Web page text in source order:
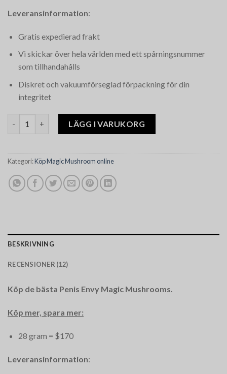
Leveransinformation:
Gratis expedierad frakt
Vi skickar över hela världen med ett spårningsnummer
som tillhandahålls
Diskret och vakuumförseglad förpackning för din
integritet
Big Mex Magic Mushrooms mängd
LÄGG I VARUKORG
Kategori:Köp Magic Mushroom online
BESKRIVNING
RECENSIONER (12)
Köp de bästa Penis Envy Magic Mushrooms.
Köp mer, spara mer:
28 gram = $170
Leveransinformation: